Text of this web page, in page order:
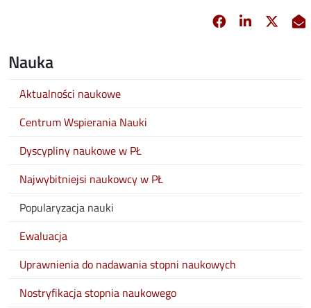
Facebook
opens in new
Linkedin
opens in
X
Nauka
Aktualności naukowe
Centrum Wspierania Nauki
Dyscypliny naukowe w PŁ
Najwybitniejsi naukowcy w PŁ
Popularyzacja nauki
Ewaluacja
Uprawnienia do nadawania stopni naukowych
Nostryfikacja stopnia naukowego